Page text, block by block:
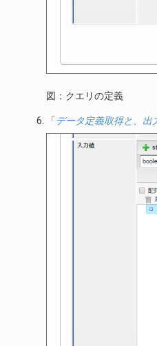
図：クエリの定義
「 データ定義取得と、出